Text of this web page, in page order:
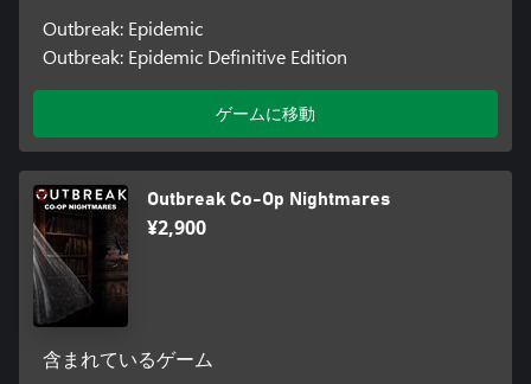
Outbreak: Epidemic
Outbreak: Epidemic Definitive Edition
ゲームに移動
Outbreak Co-Op Nightmares
¥2,900
含まれているゲーム